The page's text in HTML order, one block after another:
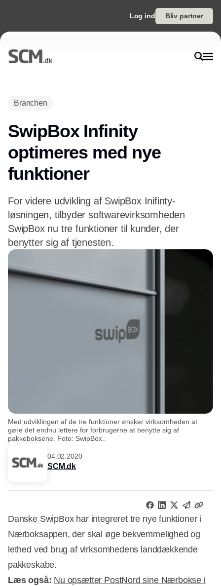
Log ind Bliv partner
Branchen
SwipBox Infinity
optimeres med nye
funktioner
For videre udvikling af SwipBox Inifinty-
løsningen, tilbyder softwarevirksomheden
SwipBox nu tre funktioner til kunder, der
benytter sig af tjenesten.
Med udviklingen af de tre funktioner ønsker virksomheden at
gøre det endnu lettere for forbrugerne at benytte sig af
pakkeboksene. Foto: SwipBox..
04.02.2020
SCM.dk
Danske SwipBox har integreret tre nye funktioner i
Nærboksappen, der skal øge bekvemmelighed og
lethed ved brug af virksomhedens landdækkende
pakkeskabe.
Læs også: Nu opsætter PostNord sine Nærbokse i